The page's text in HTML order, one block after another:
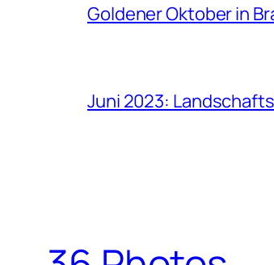
Goldener Oktober in
Juni 2023: